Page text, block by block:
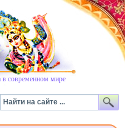
в современном мире